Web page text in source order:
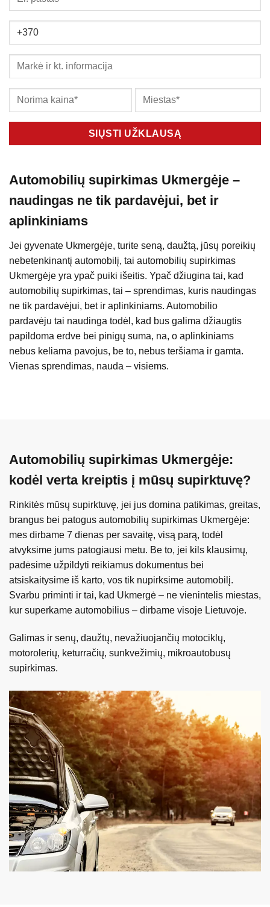
Automobilių supirkimas Ukmergėje –
naudingas ne tik pardavėjui, bet ir
aplinkiniams
Jei gyvenate Ukmergėje, turite seną, daužtą, jūsų poreikių
nebetenkinantį automobilį, tai automobilių supirkimas
Ukmergėje yra ypač puiki išeitis. Ypač džiugina tai, kad
automobilių supirkimas, tai – sprendimas, kuris naudingas
ne tik pardavėjui, bet ir aplinkiniams. Automobilio
pardavėju tai naudinga todėl, kad bus galima džiaugtis
papildoma erdve bei pinigų suma, na, o aplinkiniams
nebus keliama pavojus, be to, nebus teršiama ir gamta.
Vienas sprendimas, nauda – visiems.
Automobilių supirkimas Ukmergėje:
kodėl verta kreiptis į mūsų supirktuvę?
Rinkitės mūsų supirktuvę, jei jus domina patikimas, greitas,
brangus bei patogus automobilių supirkimas Ukmergėje:
mes dirbame 7 dienas per savaitę, visą parą, todėl
atvyksime jums patogiausi metu. Be to, jei kils klausimų,
padėsime užpildyti reikiamus dokumentus bei
atsiskaitysime iš karto, vos tik nupirksime automobilį.
Svarbu priminti ir tai, kad Ukmergė – ne vienintelis miestas,
kur superkame automobilius – dirbame visoje Lietuvoje.
Galimas ir senų, daužtų, nevažiuojančių motociklų,
motorolerių, keturračių, sunkvežimių, mikroautobusų
supirkimas.